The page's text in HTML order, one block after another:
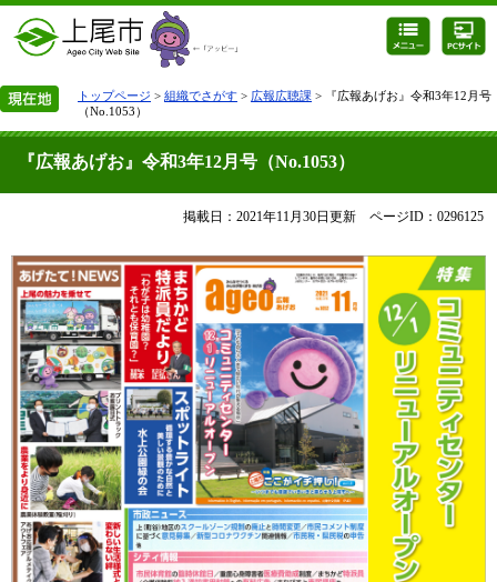
トップページ > 組織でさがす > 広報広聴課 > 『広報あげお』令和3年12月号
（No.1053）
『広報あげお』令和3年12月号（No.1053）
掲載日：2021年11月30日更新 ページID：0296125